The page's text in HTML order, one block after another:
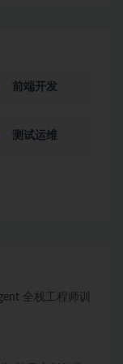
前端开发
测试运维
全栈工程师训